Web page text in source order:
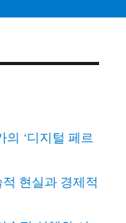
‘디지털 페르
현실과 경제적